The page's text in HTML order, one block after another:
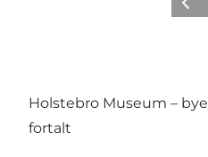
Holstebro Museum –
fortalt